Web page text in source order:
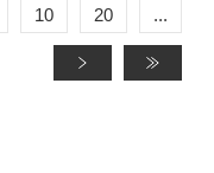
10 20 ...
»